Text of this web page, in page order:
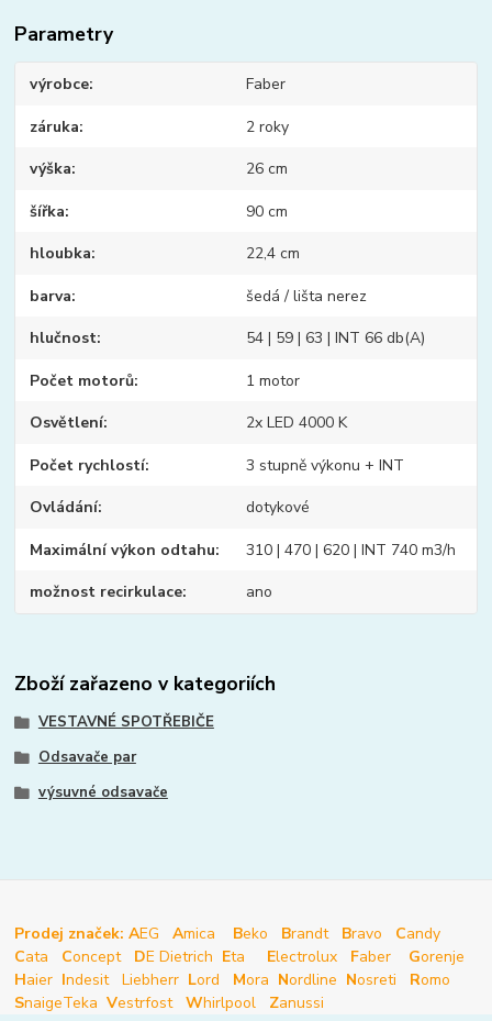
Parametry
výrobce Faber
záruka 2 roky
výška 26 cm
šířka 90 cm
hloubka 22,4 cm
barva šedá / lišta nerez
hlučnost 54 | 59 | 63 | INT 66 db(A)
Počet motorů 1 motor
Osvětlení 2x LED 4000 K
Počet rychlostí 3 stupně výkonu + INT
Ovládání dotykové
Maximální výkon odtahu 310 | 470 | 620 | INT 740 m3/h
možnost recirkulace ano
Zboží zařazeno v kategoriích
VESTAVNÉ SPOTŘEBIČE
Odsavače par
výsuvné odsavače
Prodej značek: AEG Amica Beko Brandt Bravo Candy
Cata Concept DE Dietrich Eta Electrolux Faber Gorenje
Haier Indesit Liebherr Lord Mora Nordline Nosreti Romo
SnaigeTeka Vestrfost Whirlpool Zanussi